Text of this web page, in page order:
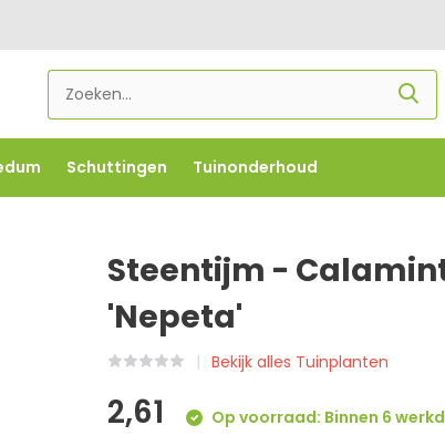
Schuttingen Tuinonderhoud
-FLOWBO500 -7,5% vanaf €1000 -
Steentijm -
'Nepeta'
Bekijk alles Tuinplanten
2,61
Op voorraad: Binnen 6